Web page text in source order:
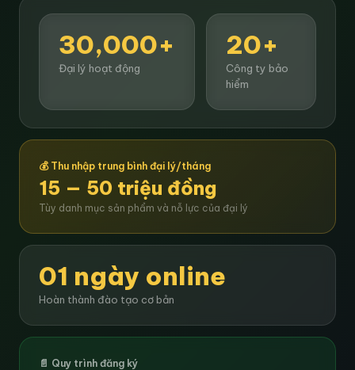
30,000+
Đại lý hoạt động
20+
Công ty bảo
hiểm
💰 Thu nhập trung bình đại lý/tháng
15 — 50 triệu đồng
Tùy danh mục sản phẩm và nỗ lực của đại lý
01 ngày online
Hoàn thành đào tạo cơ bản
📄 Quy trình đăng ký